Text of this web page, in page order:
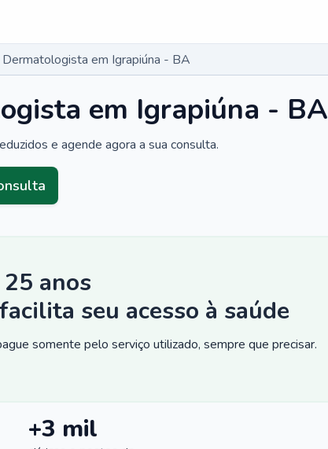
Dermatologista em Igrapiúna - BA
em Igrapiúna - BA
e agende agora a sua consulta.
anos
seu acesso à saúde
somente pelo serviço utilizado, sempre que precisar.
+3 mil